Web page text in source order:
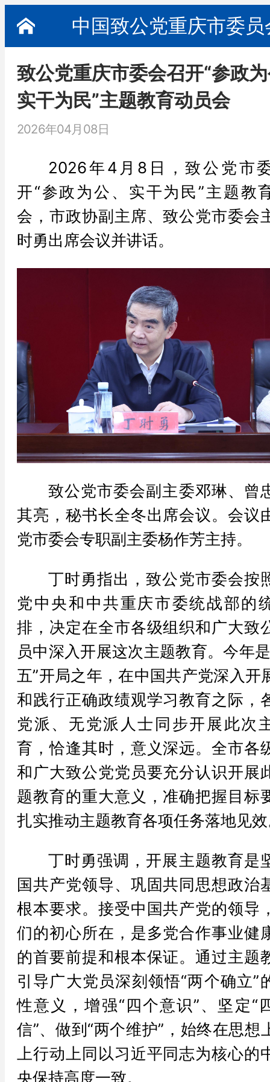
中国致公党重庆市委员
致公党重庆市委会召开“参政
实干为民”主题教育动员会
2026年04月08日
2026年4月8日，致公党市
开“参政为公、实干为民”主题教
会，市政协副主席、致公党市委会
时勇出席会议并讲话。
致公党市委会副主委邓琳、曾
其亮，秘书长全冬出席会议。会议
党市委会专职副主委杨作芳主持。
丁时勇指出，致公党市委会按
党中央和中共重庆市委统战部的
排，决定在全市各级组织和广大致
员中深入开展这次主题教育。今年
五”开局之年，在中国共产党深入开
和践行正确政绩观学习教育之际，
党派、无党派人士同步开展此次
育，恰逢其时，意义深远。全市各
和广大致公党党员要充分认识开展
题教育的重大意义，准确把握目标
扎实推动主题教育各项任务落地见
丁时勇强调，开展主题教育是
国共产党领导、巩固共同思想政治
根本要求。接受中国共产党的领导
们的初心所在，是多党合作事业健
的首要前提和根本保证。通过主题
引导广大党员深刻领悟“两个确立”
性意义，增强“四个意识”、坚定“
信”、做到“两个维护”，始终在思想
上行动上同以习近平同志为核心的
央保持高度一致。